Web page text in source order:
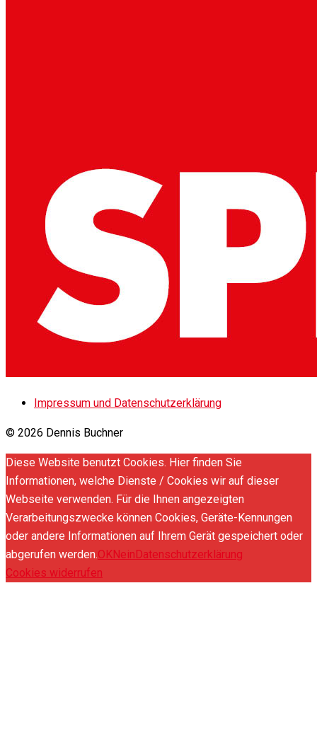
Impressum und Datenschutzerklärung
© 2026 Dennis Buchner
Diese Website benutzt Cookies. Hier finden Sie
Informationen, welche Dienste / Cookies wir auf dieser
Webseite verwenden. Für die Ihnen angezeigten
Verarbeitungszwecke können Cookies, Geräte-Kennungen
oder andere Informationen auf Ihrem Gerät gespeichert oder
abgerufen werden.OKNeinDatenschutzerklärung
Cookies widerrufen